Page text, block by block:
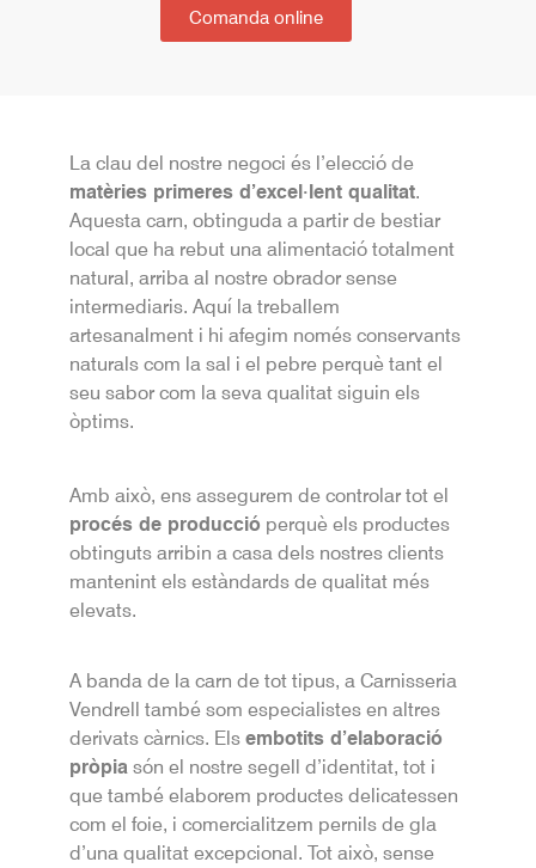
Comanda online
La clau del nostre negoci és l’elecció de
matèries primeres d’excel·lent qualitat.
Aquesta carn, obtinguda a partir de bestiar
local que ha rebut una alimentació totalment
natural, arriba al nostre obrador sense
intermediaris. Aquí la treballem
artesanalment i hi afegim només conservants
naturals com la sal i el pebre perquè tant el
seu sabor com la seva qualitat siguin els
òptims.
Amb això, ens assegurem de controlar tot el
procés de producció perquè els productes
obtinguts arribin a casa dels nostres clients
mantenint els estàndards de qualitat més
elevats.
A banda de la carn de tot tipus, a Carnisseria
Vendrell també som especialistes en altres
derivats càrnics. Elsembotits d’elaboració
pròpia són el nostre segell d’identitat, tot i
que també elaborem productes delicatessen
com el foie, i comercialitzem pernils de gla
d’una qualitat excepcional. Tot això, sense